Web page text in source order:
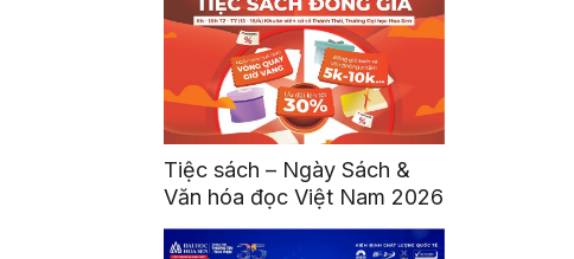
Tiệc sách – Ngày Sách &
Văn hóa đọc Việt Nam 2026